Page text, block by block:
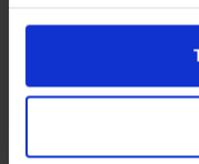
À Pertuis, la présence
véritable fléau pour les
Professionnels en
disposition pour vous
face à ce problème.